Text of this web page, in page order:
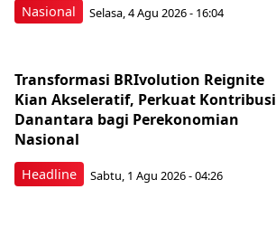
Nasional Selasa, 4 Agu 2026 - 16:04
Headline
Transformasi BRIvolution Reignite
Kian Akseleratif, Perkuat Kontribusi
Danantara bagi Perekonomian
Nasional
Sabtu, 1 Agu 2026 - 04:26